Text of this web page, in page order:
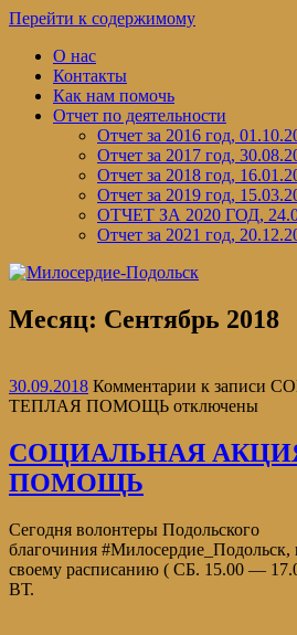
Перейти к содержимому
О нас
Контакты
Как нам помочь
Отчет по деятельности
Отчет за 2016 год,
Отчет за 2017 год,
Отчет за 2018 год,
Отчет за 2019 год,
ОТЧЕТ ЗА 2020 ГОД,
Отчет за 2021 год,
Месяц: Сентябрь 2018
30.09.2018 Комментарии к записи
ТЕПЛАЯ ПОМОЩЬ отключены
СОЦИАЛЬНАЯ
ПОМОЩЬ
Сегодня волонтеры Подольского
благочиния #Милосердие_Подольск,
своему расписанию ( СБ. 15.00 —
ВТ.